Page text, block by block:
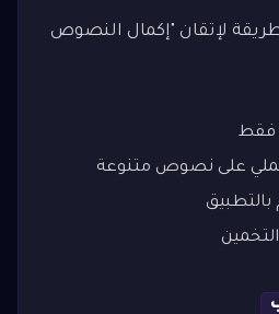
لإتقان "إكمال النصوص
فقط
على نصوص متنوعة
بالتطبيق